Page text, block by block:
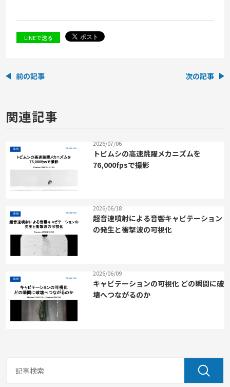
LINEで送る
前の記事 次の記事
関連記事
2026/07/06
トビムシの高速跳躍メカニズムを
76,000fpsで撮影
2026/06/18
超音速噴射による音響キャビテーション
の発生と衝撃波の可視化
2026/06/09
キャビテーションの可視化 どの瞬間に破
壊へつながるのか